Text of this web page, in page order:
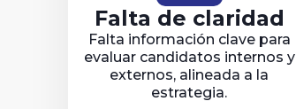
Falta de claridad
Falta información clave para
evaluar candidatos internos y
externos, alineada a la
estrategia.